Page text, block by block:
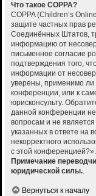
Что такое COPPA?
COPPA (Children’s
защите частных прав
Соединённых Штатов,
информацию от
письменное согласие
подтверждения того,
информации от
уверены, применимо ли
конференции, или к
юрисконсульту.
данной конференции
вопросам и не
указанных в ответе на
некорректного
с этой конференцией?».
Примечание
юридической силы..
Вернуться к началу